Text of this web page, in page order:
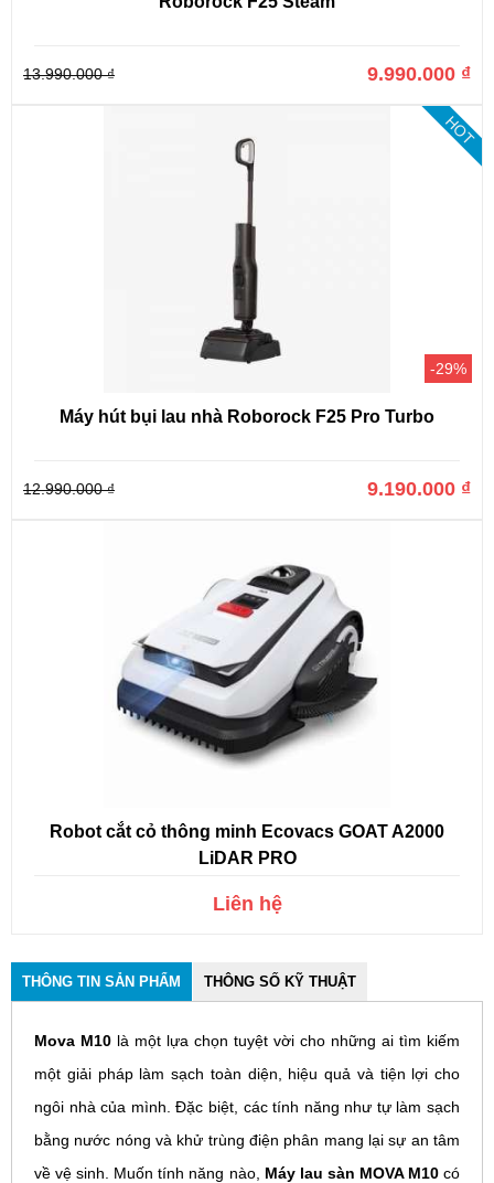
13.990.000 ₫ 9.990.000 ₫
HOT
-29%
Máy hút bụi lau nhà Roborock F25 Pro Turbo
12.990.000 ₫ 9.190.000 ₫
Robot cắt cỏ thông minh Ecovacs GOAT A2000
LiDAR PRO
Liên hệ
THÔNG TIN SẢN PHẨM THÔNG SỐ KỸ THUẬT
Mova M10 là một lựa chọn tuyệt vời cho những ai tìm kiếm
một giải pháp làm sạch toàn diện, hiệu quả và tiện lợi cho
ngôi nhà của mình. Đặc biệt, các tính năng như tự làm sạch
bằng nước nóng và khử trùng điện phân mang lại sự an tâm
về vệ sinh. Muốn tính năng nào, Máy lau sàn MOVA M10có